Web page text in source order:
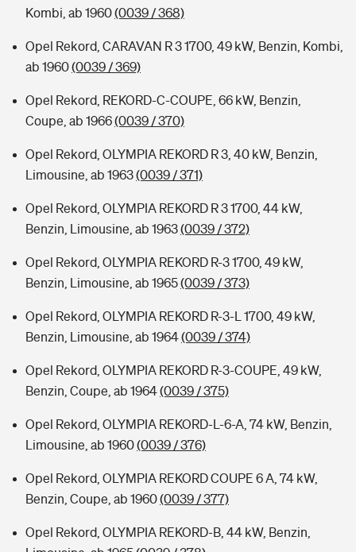
Kombi, ab 1960(0039 / 368)
Opel Rekord, CARAVAN R 3 1700, 49 kW, Benzin, Kombi,
ab 1960(0039 / 369)
Opel Rekord, REKORD-C-COUPE, 66 kW, Benzin,
Coupe, ab 1966(0039 / 370)
Opel Rekord, OLYMPIA REKORD R 3, 40 kW, Benzin,
Limousine, ab 1963(0039 / 371)
Opel Rekord, OLYMPIA REKORD R 3 1700, 44 kW,
Benzin, Limousine, ab 1963(0039 / 372)
Opel Rekord, OLYMPIA REKORD R-3 1700, 49 kW,
Benzin, Limousine, ab 1965(0039 / 373)
Opel Rekord, OLYMPIA REKORD R-3-L 1700, 49 kW,
Benzin, Limousine, ab 1964(0039 / 374)
Opel Rekord, OLYMPIA REKORD R-3-COUPE, 49 kW,
Benzin, Coupe, ab 1964(0039 / 375)
Opel Rekord, OLYMPIA REKORD-L-6-A, 74 kW, Benzin,
Limousine, ab 1960(0039 / 376)
Opel Rekord, OLYMPIA REKORD COUPE 6 A, 74 kW,
Benzin, Coupe, ab 1960(0039 / 377)
Opel Rekord, OLYMPIA REKORD-B, 44 kW, Benzin,